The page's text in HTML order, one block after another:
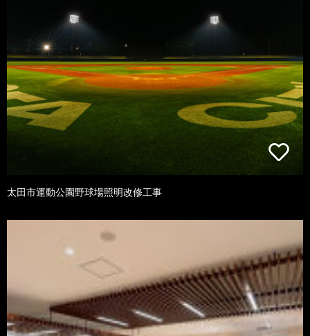
太田市運動公園野球場照明改修工事